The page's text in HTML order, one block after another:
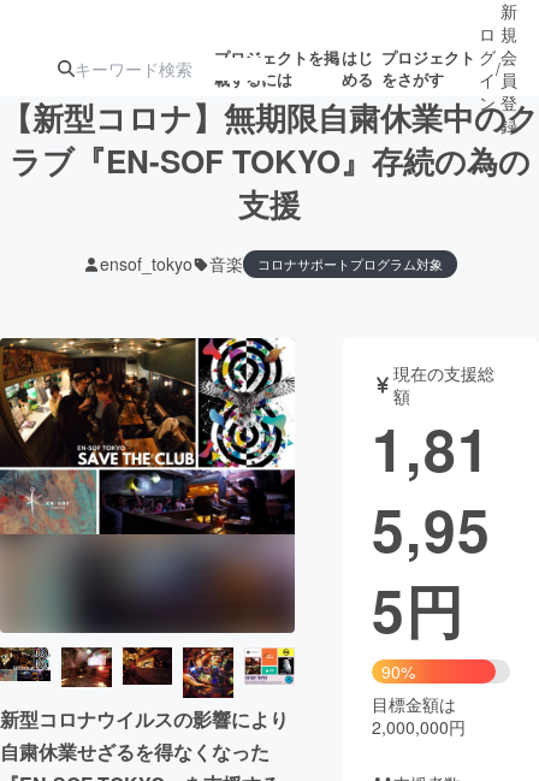
プロジェクトを掲
載するには
はじ
める
プロジェクト
をさがす
注目の新着プロ募集終了が近いプ
テクノロジー・ガジェット ゲーム・サ
映像・映画 書籍・雑誌
ビジネス・起業 チャレンジ
まちづくり・地域活性化
CAMPFIRE for Social Good CAMPFIRE Creation
CAMPFIREふるさと納税
コミュニティ
ロ
グ
イ
ン
/
新
規
会
員
登
録
【新型コロナ】無期限自粛休業中のク
ラブ『EN-SOF TOKYO』存続の為の
支援
ensof_tokyo 音楽 コロナサポートプログラム対象
新型コロナウイルスの影響により
自粛休業せざるを得なくなった
現在の支援総
額
1,81
5,95
5円
90%
目標金額は
2,000,000円